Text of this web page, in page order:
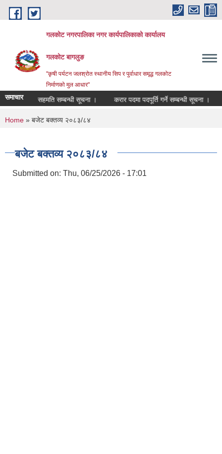
Skip to main content
गलकोट नगरपालिका नगर कार्यपालिकाको कार्यालय
गलकोट बागलुङ
"कृषी पर्यटन जलश्रोत स्थानीय सिप र पुर्वाधार समृद्ध गलकोट
निर्माणको मुल आधार"
समाचारसरूवा सहमति सम्बन्धी सूचना । करार पदमा पदपूर्ति गर्ने सम्बन्धी सूचना ।
You are here
Home » बजेट बक्तव्य २०८३/८४
बजेट बक्तव्य २०८३/८४
Submitted on: Thu, 06/25/2026 - 17:01